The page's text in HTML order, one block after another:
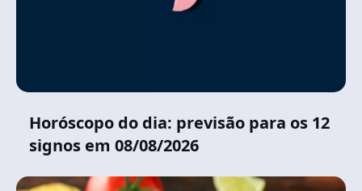
Horóscopo do dia: previsão para os 12
signos em 08/08/2026